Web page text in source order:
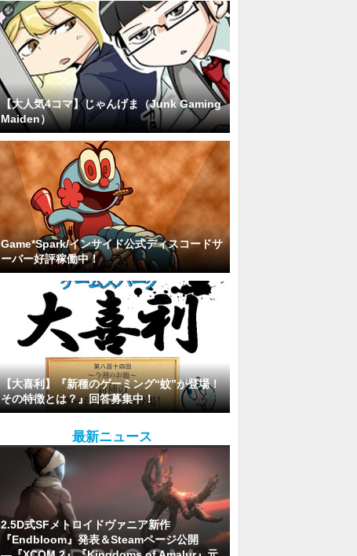
【大人気4コマ】じゃんげま（Junk Gaming
Maiden）
Game*Spark/インサイド公式ディスコードサ
ーバー好評稼働中！
【大喜利】『新種のゲーミング“蚊”が登場！
その特徴とは？』回答募集中！
最新ニュース
2.5D式SFメトロイドヴァニア新作
『Endbloom』発表＆Steamページ公開